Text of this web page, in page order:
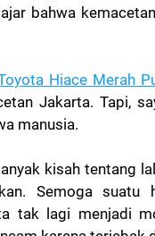
bahwa
Hiace Merah
Jakarta. Tapi,
manusia.
kisah tentang
Semoga
tak lagi menjadi